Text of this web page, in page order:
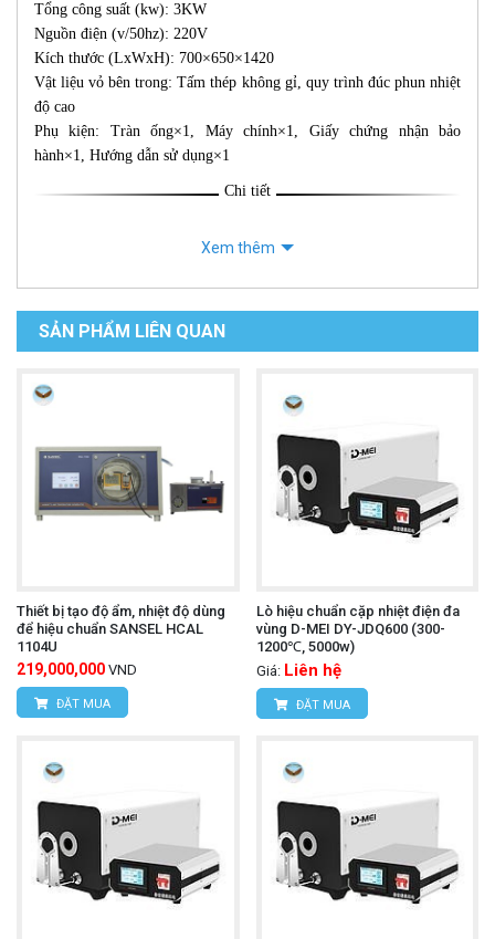
Tổng công suất (kw): 3KW
Nguồn điện (v/50hz): 220V
Kích thước (LxWxH): 700×650×1420
Vật liệu vỏ bên trong: Tấm thép không gỉ, quy trình đúc phun nhiệt
độ cao
Phụ kiện: Tràn ống×1, Máy chính×1, Giấy chứng nhận bảo
hành×1, Hướng dẫn sử dụng×1
Chi tiết
Xem thêm
SẢN PHẨM LIÊN QUAN
Thiết bị tạo độ ẩm, nhiệt độ dùng
để hiệu chuẩn SANSEL HCAL
1104U
219,000,000 VND
ĐẶT MUA
Lò hiệu chuẩn cặp nhiệt điện đa
vùng D-MEI DY-JDQ600 (300-
1200℃, 5000w)
Giá: Liên hệ
ĐẶT MUA